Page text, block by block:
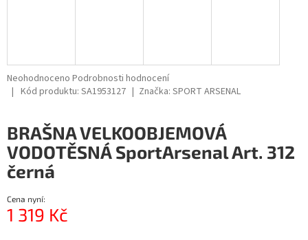
Průměrné
hodnocení
0,0
z
5
hvězdiček.
Neohodnoceno Podrobnosti hodnocení
Kód produktu: SA1953127 Značka:SPORT ARSENAL
BRAŠNA VELKOOBJEMOVÁ
VODOTĚSNÁ SportArsenal Art. 312
černá
Cena nyní:
1 319 Kč